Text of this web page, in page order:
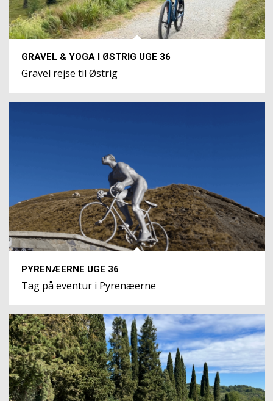
GRAVEL & YOGA I ØSTRIG UGE 36
Gravel rejse til Østrig
PYRENÆERNE UGE 36
Tag på eventur i Pyrenæerne
4.5
12 Anmeldelser
Bedøm os på
google